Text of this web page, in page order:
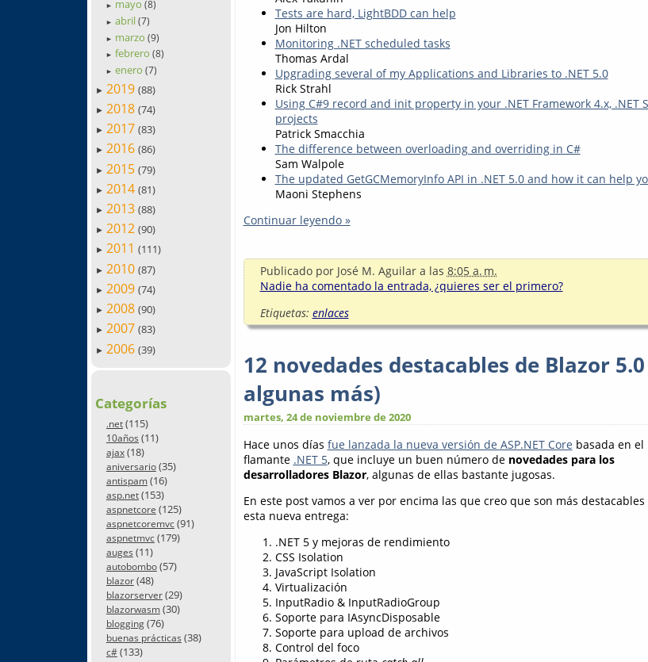
► mayo(8)
► abril(7)
► marzo(9)
► febrero(8)
► enero(7)
► 2019 (88)
► 2018 (74)
► 2017 (83)
► 2016 (86)
► 2015 (79)
► 2014 (81)
► 2013 (88)
► 2012 (90)
► 2011 (111)
► 2010 (87)
► 2009 (74)
► 2008 (90)
► 2007 (83)
► 2006 (39)
Categorías
.net(115)
10años (11)
ajax(18)
aniversario(35)
antispam(16)
asp.net(153)
aspnetcore (125)
aspnetcoremvc(91)
aspnetmvc(179)
auges (11)
autobombo(57)
blazor(48)
blazorserver(29)
blazorwasm(30)
blogging(76)
buenas prácticas (38)
c#(133)
Tests are hard, LightBDD can help
Jon Hilton
Monitoring .NET scheduled tasks
Thomas Ardal
Upgrading several of my Applications and Libraries to .NET 5.0
Rick Strahl
Using C#9 record and init property in your .NET Framework 4.x, .NET
projects
Patrick Smacchia
The difference between overloading and overriding in C#
Sam Walpole
The updated GetGCMemoryInfo API in .NET 5.0 and how it can help
Maoni Stephens
Continuar leyendo »
Publicado por José M. Aguilar a las 8:05 a. m.
Nadie ha comentado la entrada, ¿quieres ser el primero?
Etiquetas: enlaces
12 novedades destacables de Blazor
algunas más)
martes, 24 de noviembre de 2020
Hace unos días fue lanzada la nueva versión de ASP.NET Core basada en el
flamante .NET 5, que incluye un buen número de novedades para los
desarrolladores Blazor, algunas de ellas bastante jugosas.
En este post vamos a ver por encima las que creo que son más destacables
esta nueva entrega:
.NET 5 y mejoras de rendimiento
CSS Isolation
JavaScript Isolation
Virtualización
InputRadio & InputRadioGroup
Soporte para IAsyncDisposable
Soporte para upload de archivos
Control del foco